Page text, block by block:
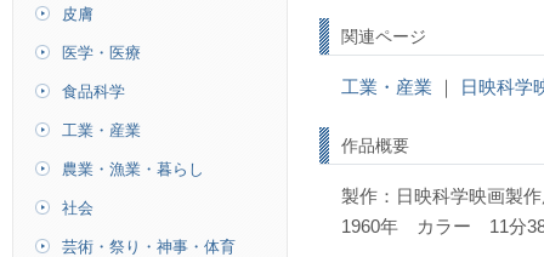
関連ページ
工業・産業 日映科学
作品概要
製作：日映科学映画製
1960年 カラー 11分
皮膚
医学・医療
食品科学
工業・産業
農業・漁業・暮らし
社会
芸術・祭り・神事・体育